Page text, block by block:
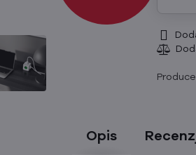
Opis